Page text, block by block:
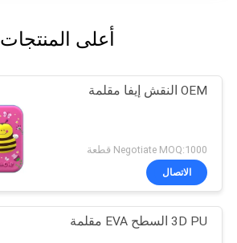
أعلى المنتجات
OEM النقش إيفا مقلمة
Negotiate MOQ:1000 قطعة
الاتصال
3D PU السطح EVA مقلمة